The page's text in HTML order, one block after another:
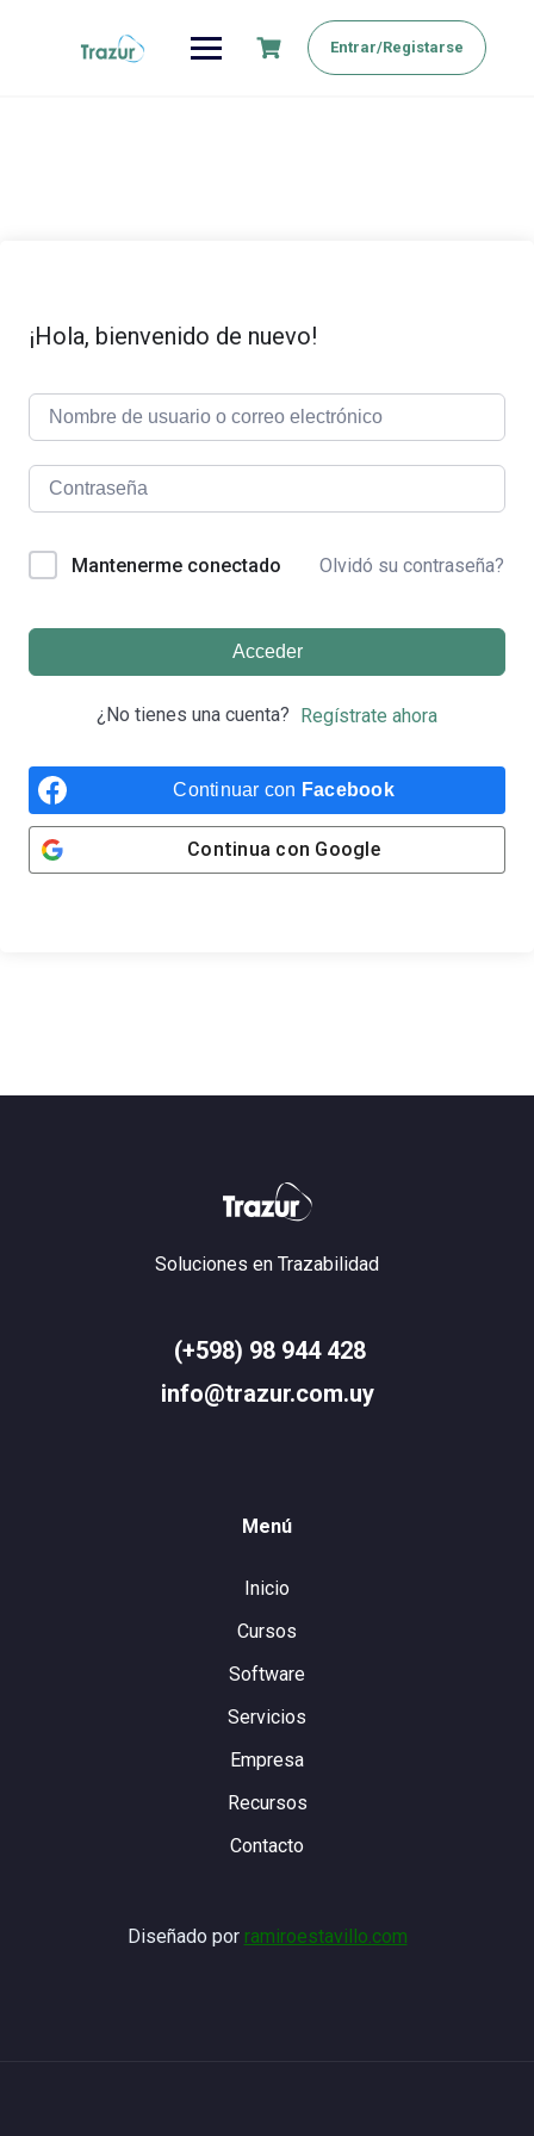
Entrar/Registarse
¡Hola, bienvenido de nuevo!
Mantenerme conectado Olvidó su contraseña?
Acceder
¿No tienes una cuenta? Regístrate ahora
Continuar con Facebook
Continua con Google
Soluciones en Trazabilidad
(+598) 98 944 428
info@trazur.com.uy
Menú
Inicio
Cursos
Software
Servicios
Empresa
Recursos
Contacto
Diseñado por ramiroestavillo.com